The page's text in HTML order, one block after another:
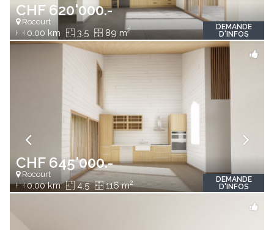
CHF 620'000.-
Rocourt
0.00 km 3.5 89 m2
DEMANDE
D'INFOS
CHF 645'000.-
Rocourt
0.00 km 4.5 116 m2
DEMANDE
D'INFOS